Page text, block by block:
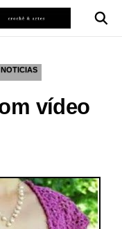
NOTICIAS
vídeo